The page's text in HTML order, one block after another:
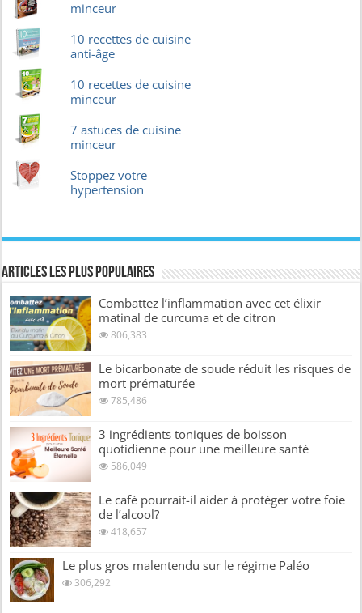
minceur
10 recettes de cuisine
anti-âge
10 recettes de cuisine
minceur
7 astuces de cuisine
minceur
Stoppez votre
hypertension
Articles les plus Populaires
Combattez l’inflammation avec cet élixir
matinal de curcuma et de citron
806,383
Le bicarbonate de soude réduit les risques de
mort prématurée
785,486
3 ingrédients toniques de boisson
quotidienne pour une meilleure santé
586,049
Le café pourrait-il aider à protéger votre foie
de l’alcool?
418,657
Le plus gros malentendu sur le régime Paléo
306,292